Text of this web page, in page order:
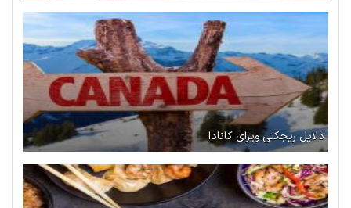
دلایل ریجکتی ویزای کانادا